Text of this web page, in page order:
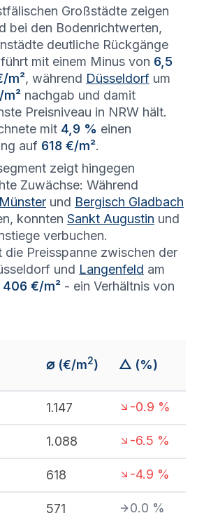
Großstädte zeigen
bei den Bodenrichtwerten,
deutliche Rückgänge
führt mit einem Minus von 6,5
m², während Düsseldorf um
m² nachgab und damit
Preisniveau in NRW hält.
mit 4,9 % einen
auf 618 €/m².
zeigt hingegen
Zuwächse: Während
Münster und Bergisch Gladbach
konnten Sankt Augustin und
verbuchen.
die Preisspanne zwischen der
und Langenfeld am
406 €/m² - ein Verhältnis von
⌀ (€/m2) △ (%)
1.147 -0.9 %
1.088 -6.5 %
618 -4.9 %
571 0.0 %